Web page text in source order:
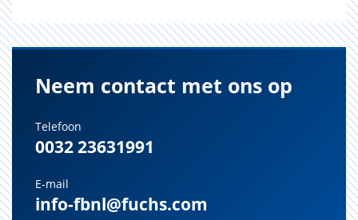
Neem contact met ons op
Telefoon
0032 23631991
E-mail
info-fbnl@fuchs.com